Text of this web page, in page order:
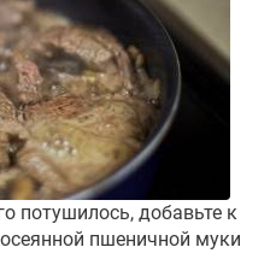
потушилось, добавьте к
пшеничной муки